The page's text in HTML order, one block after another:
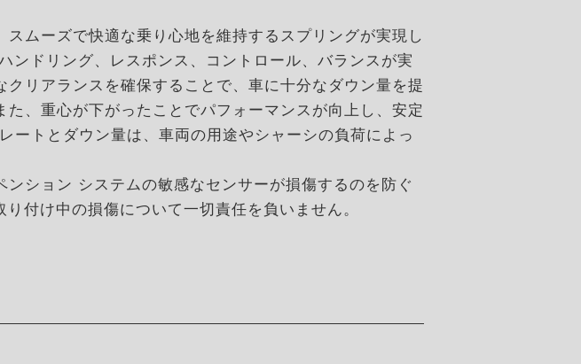
ムーズで快適な乗り心地を維持するスプリングが実現し
ンドリング、レスポンス、コントロール、バランスが実
リアランスを確保することで、車に十分なダウン量を提
、重心が下がったことでパフォーマンスが向上し、安定
トとダウン量は、車両の用途やシャーシの負荷によっ
ション システムの敏感なセンサーが損傷するのを防ぐ
付け中の損傷について一切責任を負いません。